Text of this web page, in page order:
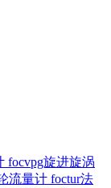
focvpg旋进旋涡
流量计 foctur法